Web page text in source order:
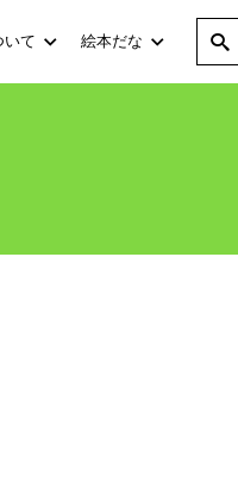
いて 絵本だな